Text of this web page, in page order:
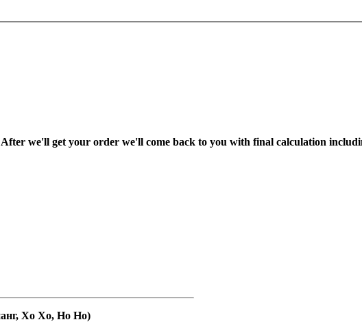
we'll get your order we'll come back to you with final calculation
Хо Хо, Ho Ho)